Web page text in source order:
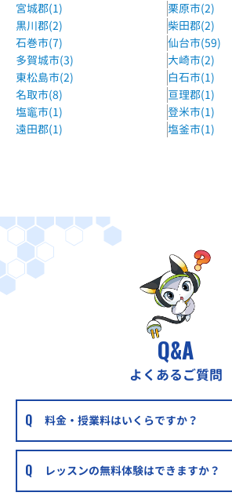
宮城郡(1)
栗原市(2)
黒川郡(2)
柴田郡(2)
石巻市(7)
仙台市(59)
多賀城市(3)
大崎市(2)
東松島市(2)
白石市(1)
名取市(8)
亘理郡(1)
塩竈市(1)
登米市(1)
遠田郡(1)
塩釜市(1)
Q&A
よくあるご質問
料金・授業料はいくらですか？
レッスンの無料体験はできますか？